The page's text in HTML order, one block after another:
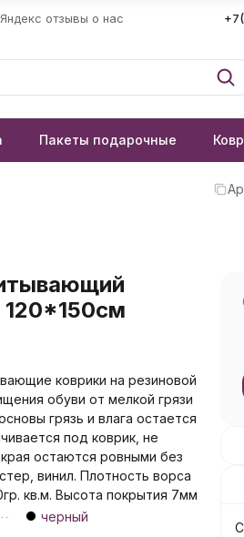
Яндекс отзывы о нас
Пакеты подарочные
120*150см
коврики на резиновой
обуви от мелкой грязи
грязь и влага остается
под коврик, не
остаются ровными без
винил. Плотность ворса
кв.м. Высота покрытия 7мм
черный